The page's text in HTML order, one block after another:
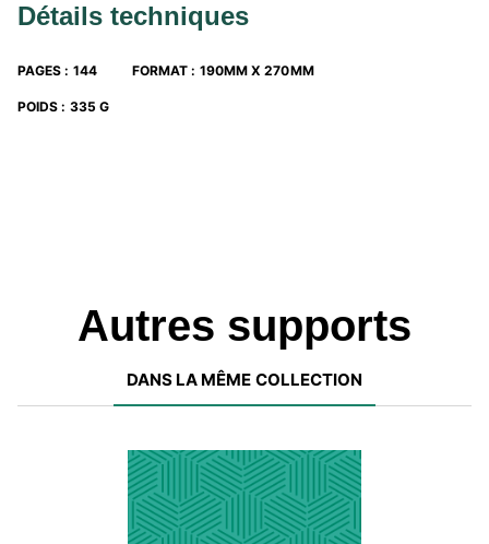
Détails techniques
PAGES : 144 FORMAT : 190MM X 270MM
POIDS : 335 G
Autres supports
DANS LA MÊME COLLECTION